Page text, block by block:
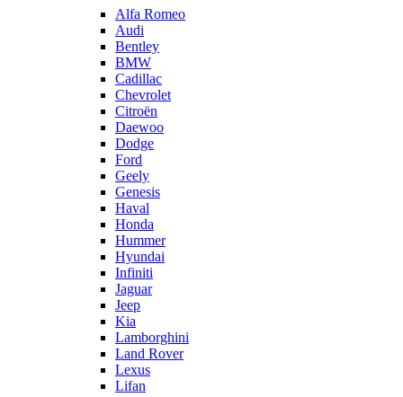
Alfa Romeo
Audi
Bentley
BMW
Cadillac
Chevrolet
Citroën
Daewoo
Dodge
Ford
Geely
Genesis
Haval
Honda
Hummer
Hyundai
Infiniti
Jaguar
Jeep
Kia
Lamborghini
Land Rover
Lexus
Lifan